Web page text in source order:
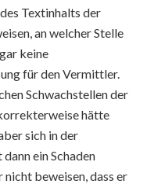
Textinhalts der
an welcher Stelle
keine
für den Vermittler.
Schwachstellen der
hätte
sich in der
ein Schaden
beweisen, dass er